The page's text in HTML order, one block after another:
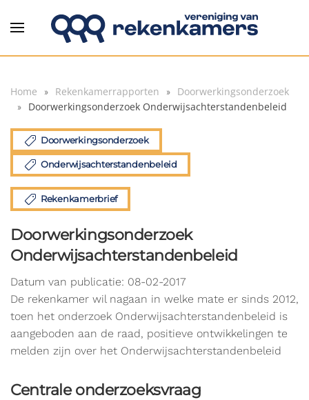
Overslaan en naar de inhoud gaan
Home Rekenkamerrapporten
Doorwerkingsonderzoek
Doorwerkingsonderzoek Onderwijsachterstandenbeleid
Doorwerkingsonderzoek
Onderwijsachterstandenbeleid
Rekenkamerbrief
Doorwerkingsonderzoek
Onderwijsachterstandenbeleid
Datum van publicatie: 08-02-2017
De rekenkamer wil nagaan in welke mate er sinds 2012,
toen het onderzoek Onderwijsachterstandenbeleid is
aangeboden aan de raad, positieve ontwikkelingen te
melden zijn over het Onderwijsachterstandenbeleid
Centrale onderzoeksvraag